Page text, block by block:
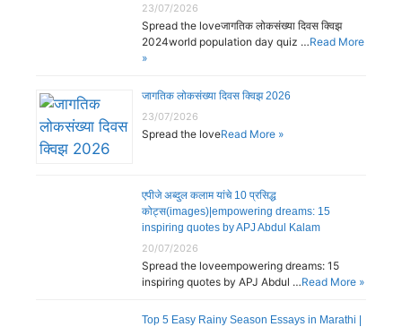
23/07/2026
Spread the loveजागतिक लोकसंख्या दिवस क्विझ
2024world population day quiz …Read More
»
जागतिक लोकसंख्या दिवस क्विझ 2026
23/07/2026
Spread the loveRead More »
एपीजे अब्दुल कलाम यांचे 10 प्रसिद्ध
कोट्स(images)|empowering dreams: 15
inspiring quotes by APJ Abdul Kalam
20/07/2026
Spread the loveempowering dreams: 15
inspiring quotes by APJ Abdul …Read More »
Top 5 Easy Rainy Season Essays in Marathi |